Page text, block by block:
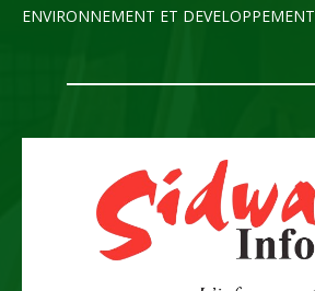
ENVIRONNEMENT ET DEVELOPPEMENT